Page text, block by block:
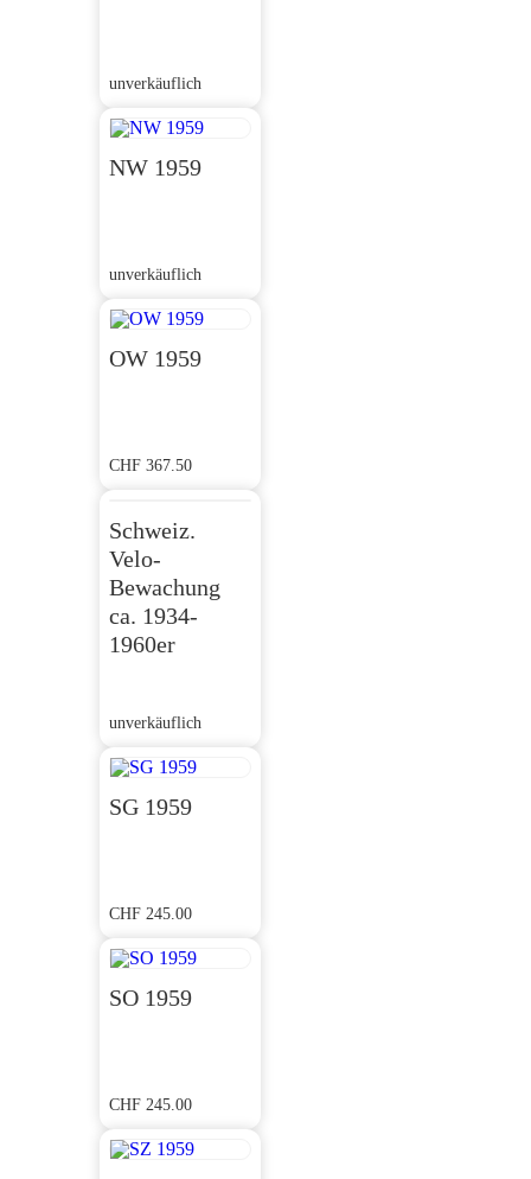
unverkäuflich
NW 1959
unverkäuflich
OW 1959
CHF 367.50
Schweiz.
Velo-
Bewachung
ca. 1934-
1960er
unverkäuflich
SG 1959
CHF 245.00
SO 1959
CHF 245.00